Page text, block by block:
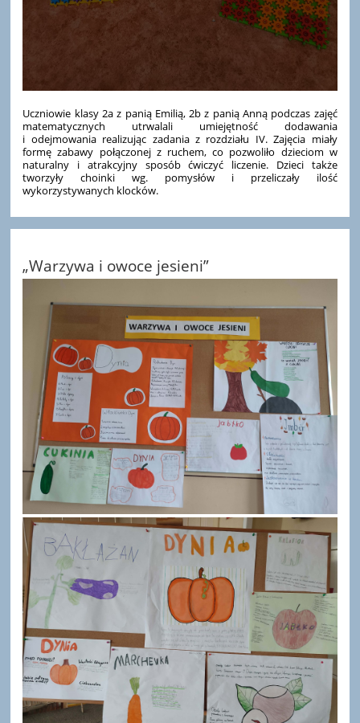
Uczniowie klasy 2a z panią Emilią, 2b z panią Anną podczas zajęć
matematycznych utrwalali umiejętność dodawania
i odejmowania realizując zadania z rozdziału IV. Zajęcia miały
formę zabawy połączonej z ruchem, co pozwoliło dzieciom w
naturalny i atrakcyjny sposób ćwiczyć liczenie. Dzieci także
tworzyły choinki wg. pomysłów i przeliczały ilość
wykorzystywanych klocków.
„Warzywa i owoce jesieni”